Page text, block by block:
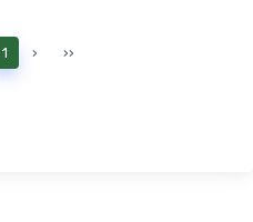
1 › ››